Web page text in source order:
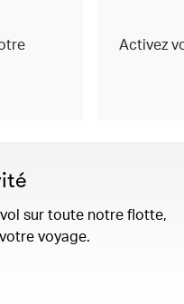
Activez
sur toute notre flotte,
voyage.